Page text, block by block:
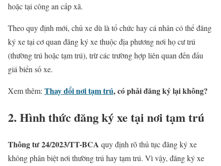
hoặc tại công an cấp xã.
Theo quy định mới, chủ xe dù là tổ chức hay cá nhân có thể đăng
ký xe tại cơ quan đăng ký xe thuộc địa phương nơi họ cư trú
(thường trú hoặc tạm trú), trừ các trường hợp liên quan đến đấu
giá biển số xe.
Xem thêm: Thay đổi nơi tạm trú, có phải đăng ký lại không?
2. Hình thức đăng ký xe tại nơi tạm trú
Thông tư 24/2023/TT-BCA quy định rõ thủ tục đăng ký xe
không phân biệt nơi thường trú hay tạm trú. Vì vậy, đăng ký xe